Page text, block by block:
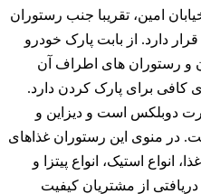
امین، تقریبا جنب رستوران
قرار دارد. از بابت پارک خودرو
و رستوران های اطراف آن
کافی برای پارک کردن دارد.
دوبلکس است و دیزاین و
در منوی این رستوران غذاهای
انواع استیک، انواع پیتزا و
دریافتی از مشتریان کیفیت